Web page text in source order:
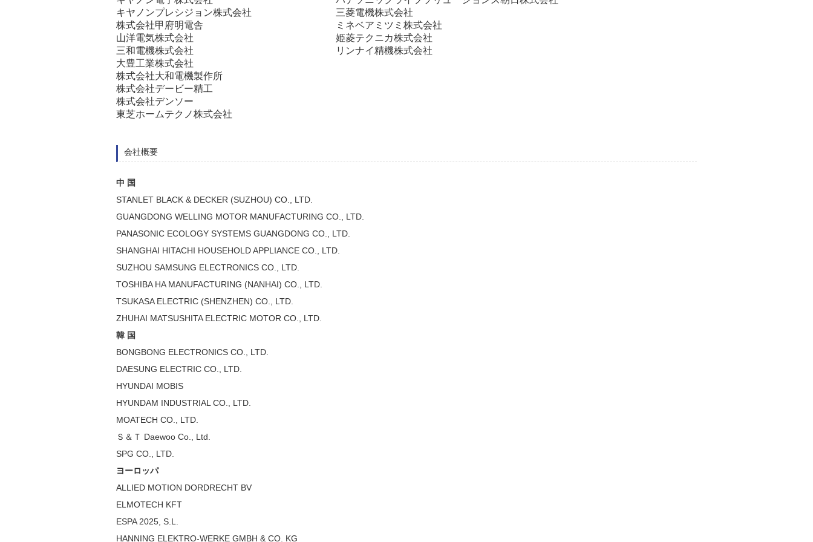
キヤノンプレシジョン株式会社
株式会社甲府明電舎
山洋電気株式会社
三和電機株式会社
大豊工業株式会社
株式会社大和電機製作所
株式会社デービー精工
株式会社デンソー
東芝ホームテクノ株式会社
三菱電機株式会社
ミネベアミツミ株式会社
姫菱テクニカ株式会社
リンナイ精機株式会社
会社概要
中 国
STANLET BLACK & DECKER (SUZHOU) CO., LTD.
GUANGDONG WELLING MOTOR MANUFACTURING CO., LTD.
PANASONIC ECOLOGY SYSTEMS GUANGDONG CO., LTD.
SHANGHAI HITACHI HOUSEHOLD APPLIANCE CO., LTD.
SUZHOU SAMSUNG ELECTRONICS CO., LTD.
TOSHIBA HA MANUFACTURING (NANHAI) CO., LTD.
TSUKASA ELECTRIC (SHENZHEN) CO., LTD.
ZHUHAI MATSUSHITA ELECTRIC MOTOR CO., LTD.
韓 国
BONGBONG ELECTRONICS CO., LTD.
DAESUNG ELECTRIC CO., LTD.
HYUNDAI MOBIS
HYUNDAM INDUSTRIAL CO., LTD.
MOATECH CO., LTD.
Ｓ＆Ｔ Daewoo Co., Ltd.
SPG CO., LTD.
ヨーロッパ
ALLIED MOTION DORDRECHT BV
ELMOTECH KFT
ESPA 2025, S.L.
HANNING ELEKTRO-WERKE GMBH & CO. KG